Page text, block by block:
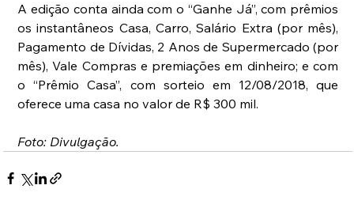
A edição conta ainda com o “Ganhe Já”, com prêmios
os instantâneos Casa, Carro, Salário Extra (por mês),
Pagamento de Dívidas, 2 Anos de Supermercado (por
mês), Vale Compras e premiações em dinheiro; e com
o “Prêmio Casa”, com sorteio em 12/08/2018, que
oferece uma casa no valor de R$ 300 mil.
Foto: Divulgação.